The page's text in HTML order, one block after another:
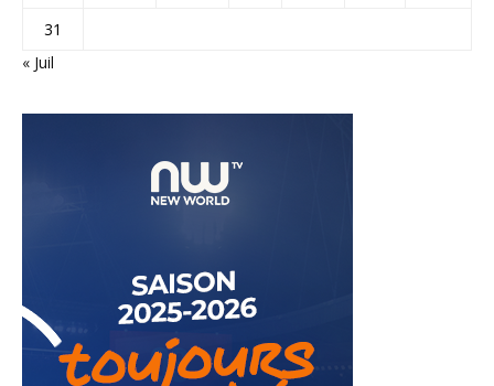
31
« Juil